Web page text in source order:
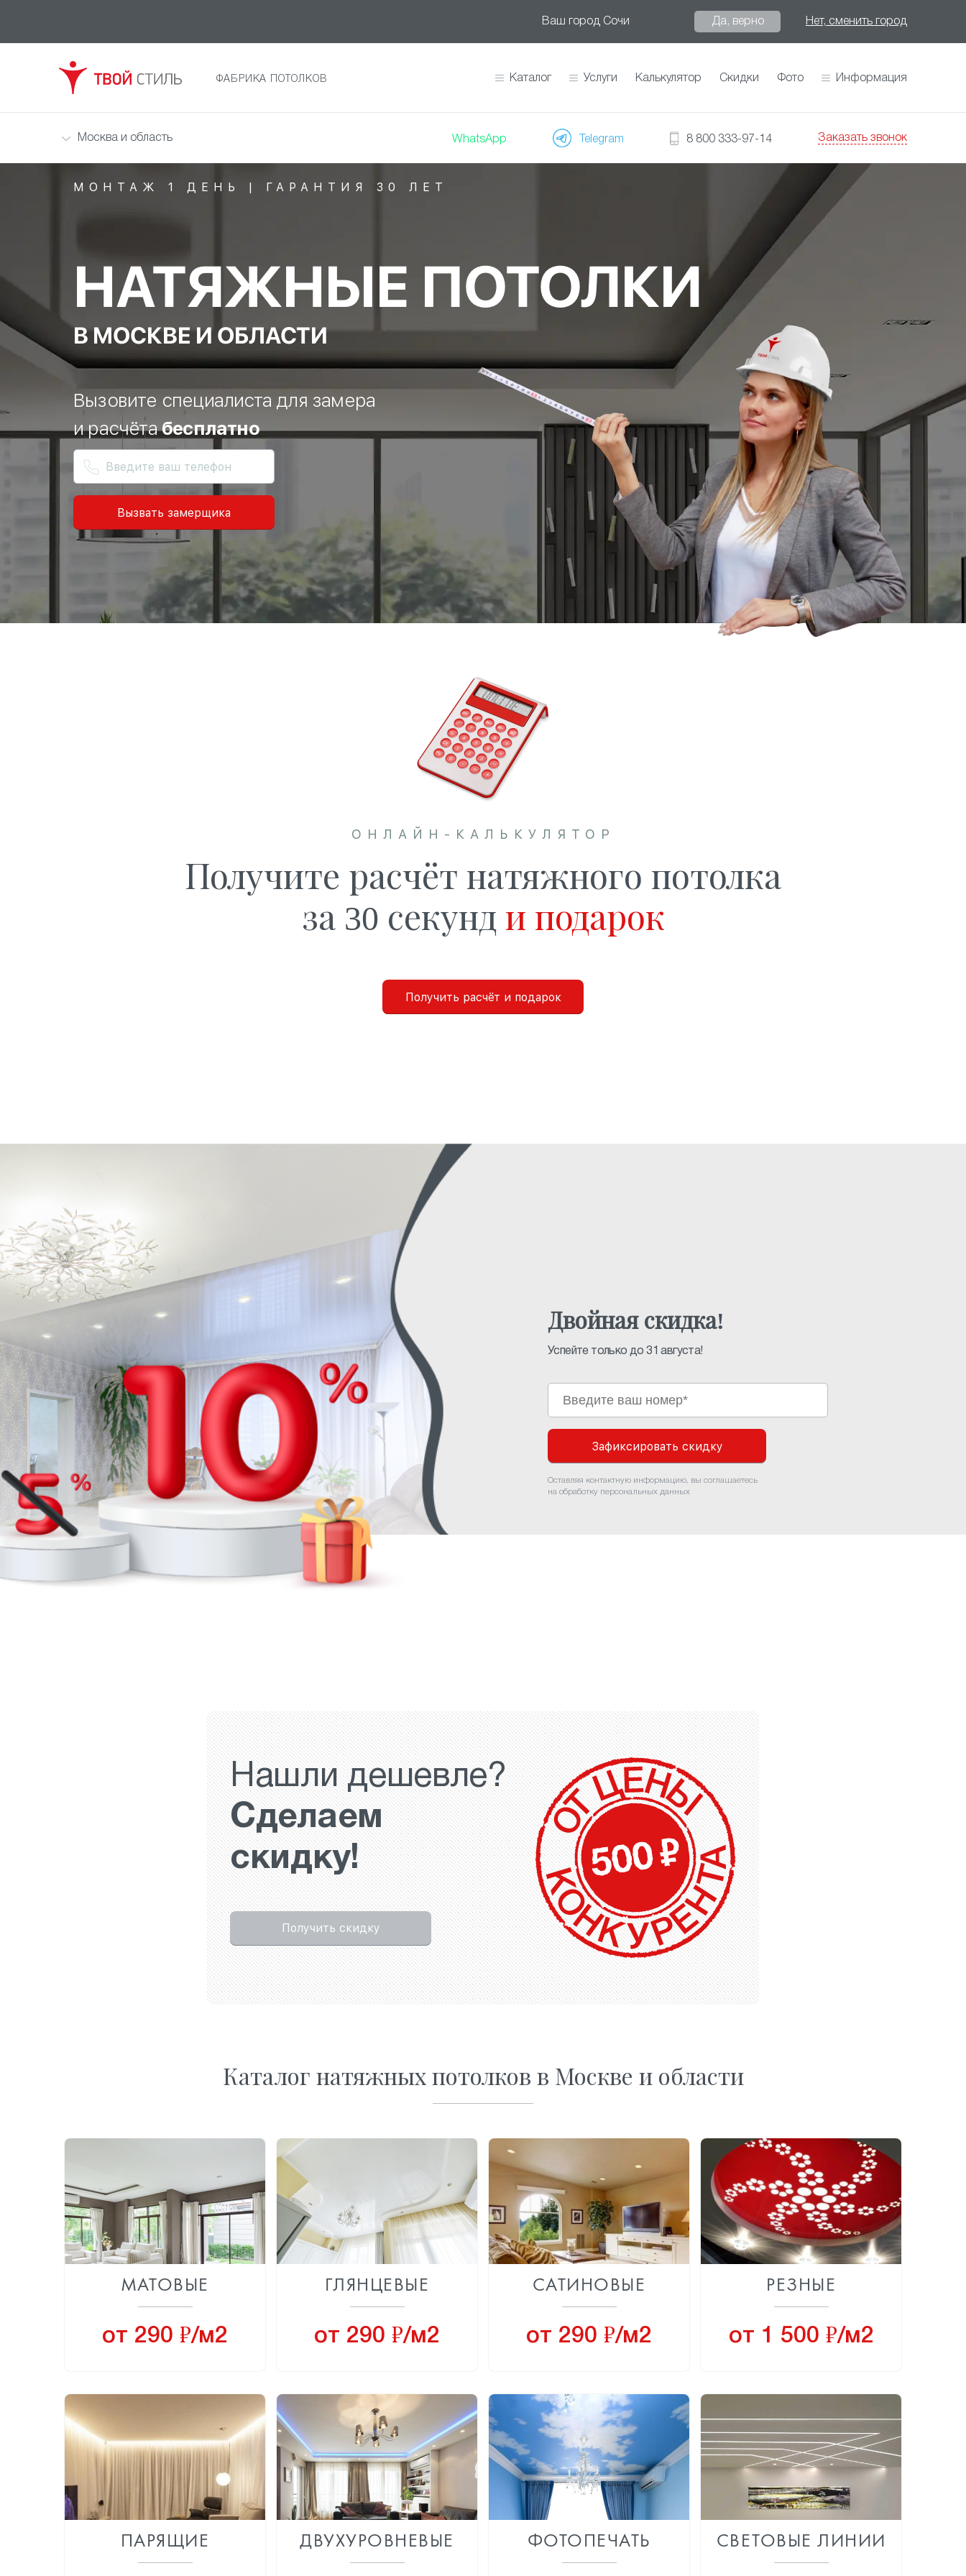
Ваш город Сочи Да, верно Нет, сменить город
ФАБРИКА ПОТОЛКОВ Каталог Услуги Калькулятор Скидки Фото Информация
Москва и область WhatsApp Telegram 8 800 333-97-14 Заказать звонок
МОНТАЖ 1 ДЕНЬ | ГАРАНТИЯ 30 ЛЕТ
НАТЯЖНЫЕ ПОТОЛКИ
В МОСКВЕ И ОБЛАСТИ
Вызовите специалиста для замера
и расчётабесплатно
Вызвать замерщика
ОНЛАЙН-КАЛЬКУЛЯТОР
Получите расчёт натяжного потолка
за 30 секунд и подарок
Получить расчёт и подарок
Двойная скидка!
Успейте только до 31 августа!
Зафиксировать скидку
Оставляя контактную информацию, вы соглашаетесь
на обработку персональных данных
Нашли дешевле?
Сделаем
скидку!
Получить скидку
Каталог натяжных потолков в Москве и области
МАТОВЫЕ
от 290 8/м2
ГЛЯНЦЕВЫЕ
от 290 8/м2
САТИНОВЫЕ
от 290 8/м2
РЕЗНЫЕ
от 1 500 8/м2
ПАРЯЩИЕ ДВУХУРОВНЕВЫЕ ФОТОПЕЧАТЬ СВЕТОВЫЕ ЛИНИИ